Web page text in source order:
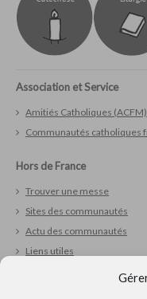
Association et Service
Amitiés Catholiques (ACFM)
Communautés catholiques
Hors de France
Trouver une messe
Sites des communautés
Actu des communautés
Liens utiles